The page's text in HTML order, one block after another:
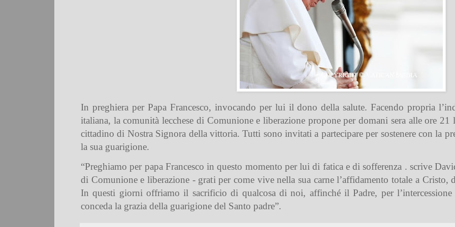
In preghiera per Papa Francesco, invocando per lui il dono della salute. Facendo propria
italiana, la comunità lecchese di Comunione e liberazione propone per domani sera alle ore
cittadino di Nostra Signora della vittoria. Tutti sono invitati a partecipare per sostenere con la
la sua guarigione.
“Preghiamo per papa Francesco in questo momento per lui di fatica e di sofferenza . scrive
di Comunione e liberazione - grati per come vive nella sua carne l’affidamento totale a
In questi giorni offriamo il sacrificio di qualcosa di noi, affinché il Padre, per
conceda la grazia della guarigione del Santo padre”.